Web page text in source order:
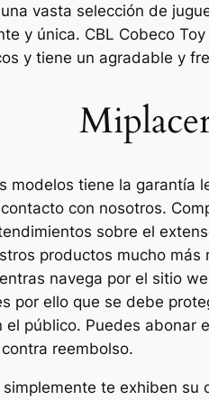
vasta selección de
y única. CBL Cobeco
y tiene un agradable y
modelos tiene la garantía
con nosotros.
sobre el
productos mucho más
navega por el sitio
por ello que se debe
el público. Puedes abonar
reembolso.
te exhiben